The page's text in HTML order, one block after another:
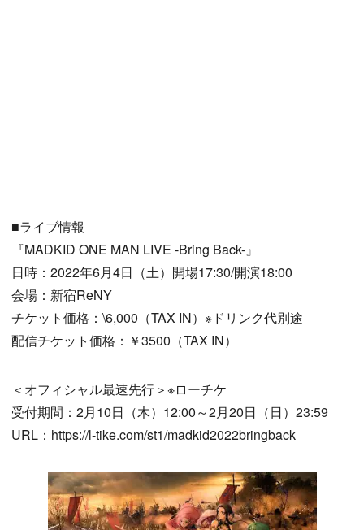
■ライブ情報
『MADKID ONE MAN LIVE -Bring Back-』
日時：2022年6月4日（土）開場17:30/開演18:00
会場：新宿ReNY
チケット価格：\6,000（TAX IN）※ドリンク代別途
配信チケット価格：￥3500（TAX IN）
＜オフィシャル最速先行＞※ローチケ
受付期間：2月10日（木）12:00～2月20日（日）23:59
URL：https://l-tike.com/st1/madkid2022bringback